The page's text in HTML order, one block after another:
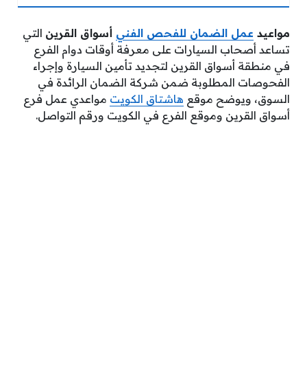
مواعيد عمل الضمان للفحص الفني أسواق القرين التي
تساعد أصحاب السيارات على معرفة أوقات دوام الفرع
في منطقة أسواق القرين لتجديد تأمين السيارة وإجراء
الفحوصات المطلوبة ضمن شركة الضمان الرائدة في
السوق، ويوضح موقع هاشتاق الكويت مواعدي عمل فرع
أسواق القرين وموقع الفرع في الكويت ورقم التواصل.